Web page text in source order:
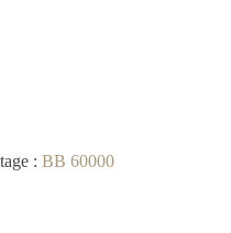
: BB 60000